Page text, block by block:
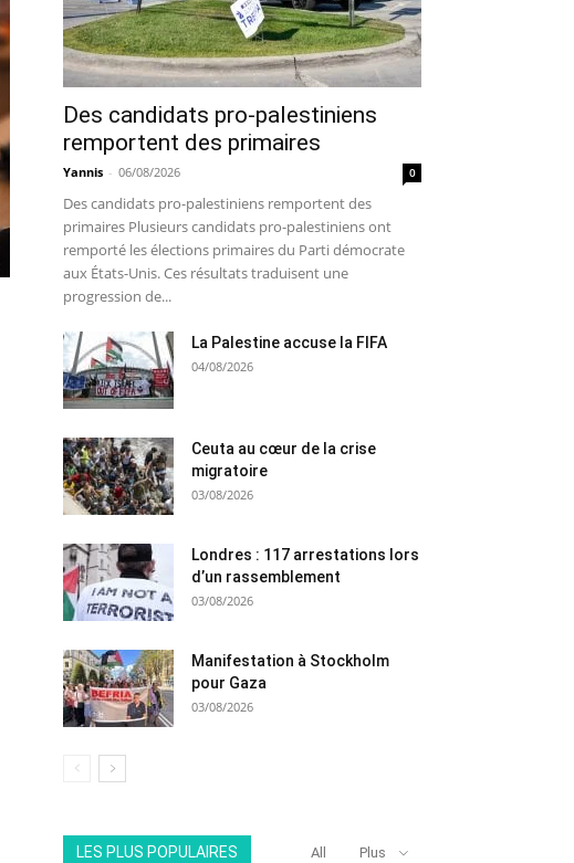
Des candidats pro-palestiniens
remportent des primaires
Yannis - 06/08/2026 0
Des candidats pro-palestiniens remportent des
primaires Plusieurs candidats pro-palestiniens ont
remporté les élections primaires du Parti démocrate
aux États-Unis. Ces résultats traduisent une
progression de...
La Palestine accuse la FIFA
04/08/2026
Ceuta au cœur de la crise
migratoire
03/08/2026
Londres : 117 arrestations lors
d’un rassemblement
03/08/2026
Manifestation à Stockholm
pour Gaza
03/08/2026
LES PLUS POPULAIRES All Plus